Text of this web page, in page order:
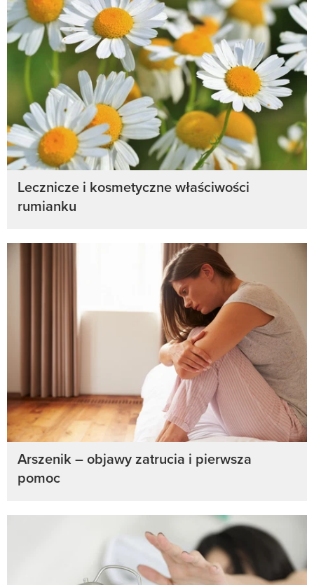
Lecznicze i kosmetyczne właściwości
rumianku
Arszenik – objawy zatrucia i pierwsza
pomoc